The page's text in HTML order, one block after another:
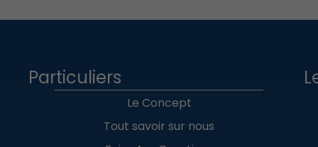
Particuliers
Le Concept
Tout savoir sur nous